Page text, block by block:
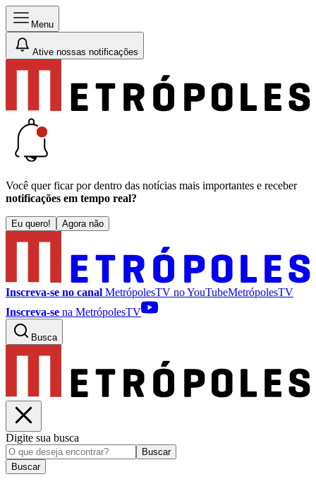
Menu
Ative nossas notificações
Você quer ficar por dentro das notícias mais importantes e receber
notificações em tempo real?
Eu quero! Agora não
Inscreva-se no canal MetrópolesTV noYouTubeMetrópolesTV
Inscreva-se na MetrópolesTV
Busca
Digite sua busca
Buscar
Buscar